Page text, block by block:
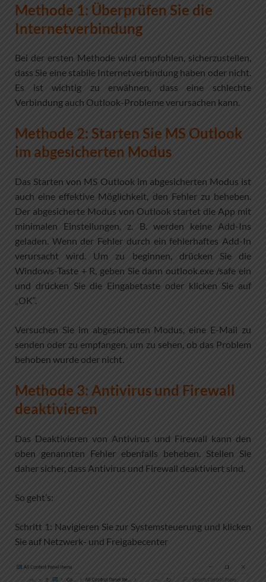
Methode 1: Überprüfen Sie die
Internetverbindung
Bei der ersten Methode wird empfohlen, sicherzustellen,
dass Sie eine stabile Internetverbindung haben oder nicht.
Es ist wichtig zu erwähnen, dass eine schlechte
Verbindung auch Outlook-Probleme verursachen kann.
Methode 2: Starten Sie MS Outlook
im abgesicherten Modus
Das Starten von MS Outlook im abgesicherten Modus ist
auch eine effektive Möglichkeit, den Fehler zu beheben.
Der abgesicherte Modus von Outlook startet die App mit
minimalen Einstellungen, z. B. werden keine Add-Ins
geladen. Wenn der Fehler durch ein fehlerhaftes Add-In
verursacht wird. Um zu beginnen, drücken Sie die
Windows-Taste + R, geben Sie dann outlook.exe /safe ein
und drücken Sie die Eingabetaste oder klicken Sie auf
„OK“.
Versuchen Sie im abgesicherten Modus, eine E-Mail zu
senden oder zu empfangen, um zu sehen, ob das Problem
behoben wurde oder nicht.
Methode 3: Antivirus und Firewall
deaktivieren
Das Deaktivieren von Antivirus und Firewall kann den
oben genannten Fehler ebenfalls beheben. Stellen Sie
daher sicher, dass Antivirus und Firewall deaktiviert sind.
So geht’s:
Schritt 1: Navigieren Sie zur Systemsteuerung und klicken
Sie auf Netzwerk- und Freigabecenter